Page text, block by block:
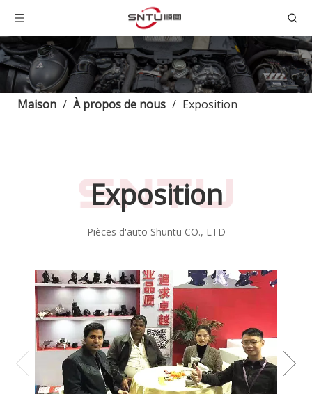
Maison / À propos de nous / Exposition
Exposition
Pièces d'auto Shuntu CO., LTD